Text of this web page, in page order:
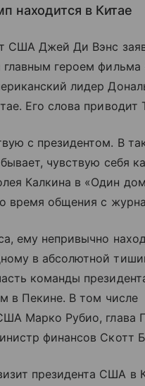
находится в Китае
США Джей Ди Вэнс
главным героем
лидер
Его слова приводит
с президентом. В
чувствую себя
Калкина в «Один
время общения с
ему непривычно
в абсолютной
команды
в Пекине. В том числе
Марко Рубио, глава
финансов Скотт
президента США в